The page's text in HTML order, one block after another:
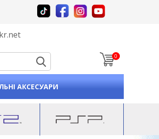
0
to review and enter to go to the
АКСЕСУАРИ